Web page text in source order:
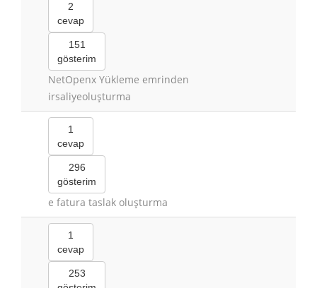
2
cevap
151
gösterim
NetOpenx Yükleme emrinden
irsaliyeoluşturma
1
cevap
296
gösterim
e fatura taslak oluşturma
1
cevap
253